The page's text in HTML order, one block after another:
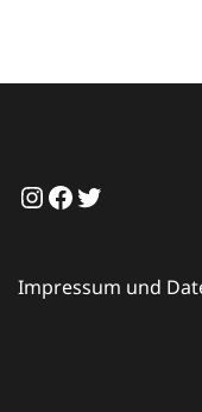
Instagram
Facebook
Twitter
Impressum und